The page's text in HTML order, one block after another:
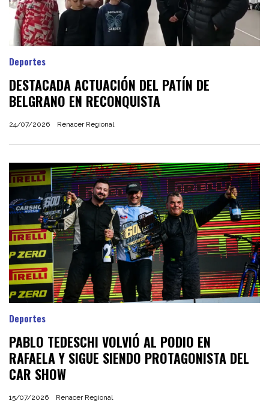
DESTACADA ACTUACIÓN DEL PATÍN DE
BELGRANO EN RECONQUISTA
Renacer Regional
Deportes
24/07/2026
PABLO TEDESCHI VOLVIÓ AL PODIO EN
RAFAELA Y SIGUE SIENDO PROTAGONISTA DEL
CAR SHOW
Renacer Regional
Deportes
15/07/2026